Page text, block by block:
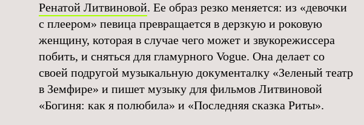
Ренатой Литвиновой. Ее образ резко меняется: из «девочки
с плеером» певица превращается в дерзкую и роковую
женщину, которая в случае чего может и звукорежиссера
побить, и сняться для гламурного Vogue. Она делает со
своей подругой музыкальную документалку «Зеленый театр
в Земфире» и пишет музыку для фильмов Литвиновой
«Богиня: как я полюбила» и «Последняя сказка Риты».